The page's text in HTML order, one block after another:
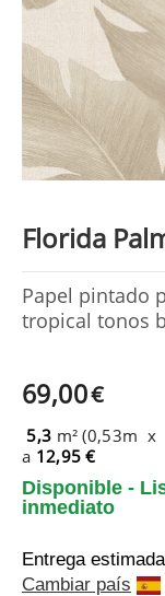
Florida
Papel pintado
tropical tonos
69,00€
5,3 m² (0,53m x
a 12,95 €
Disponible -
inmediato
Entrega
Cambiar país